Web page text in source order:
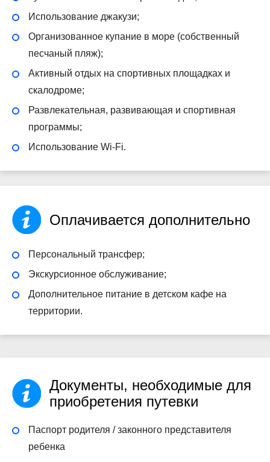
Использование джакузи;
Организованное купание в море (собственный
песчаный пляж);
Активный отдых на спортивных площадках и
скалодроме;
Развлекательная, развивающая и спортивная
программы;
Использование Wi-Fi.
Оплачивается дополнительно
Персональный трансфер;
Экскурсионное обслуживание;
Дополнительное питание в детском кафе на
территории.
Документы, необходимые для
приобретения путевки
Паспорт родителя / законного представителя
ребенка